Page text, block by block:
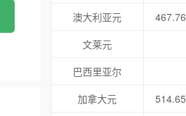
澳大利亚元
467.76
文莱元
巴西里亚尔
加拿大元
514.65